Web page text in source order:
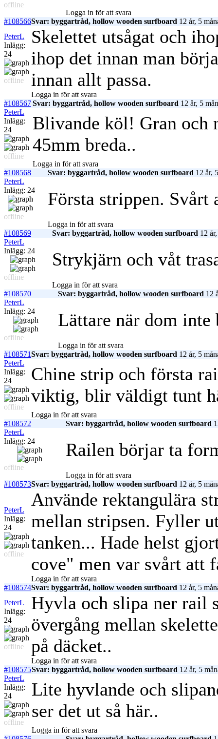
offline
Logga in för att svara
#108566Svar: byggartråd, hollow wooden surfboard 12 år, 5
PeterL
Inlägg:
24
offline
Skelettet utsågat och
ihop det innan man
innan allt passa.
Logga in för att svara
#108567Svar: byggartråd, hollow wooden surfboard 12 år, 5
PeterL
Inlägg:
24
offline
Blivande köl! Gran och
45mm breda..
Logga in för att svara
#108568
Svar: byggartråd, hollow wooden surfboard 12 år,
PeterL
Inlägg: 24
offline
Första strippen.
Logga in för att svara
#108569
Svar: byggartråd, hollow wooden surfboard 12
PeterL
Inlägg: 24
offline
Strykjärn och våt
Logga in för att svara
#108570
Svar: byggartråd, hollow wooden surfboard 12
PeterL
Inlägg: 24
offline
Lättare när dom
Logga in för att svara
#108571Svar: byggartråd, hollow wooden surfboard 12 år, 5
PeterL
Inlägg:
24
offline
Chine strip och första
viktig, blir väldigt tunt
Logga in för att svara
#108572
Svar: byggartråd, hollow wooden surfboard
PeterL
Inlägg: 24
offline
Railen börjar ta
Logga in för att svara
#108573Svar: byggartråd, hollow wooden surfboard 12 år, 5
PeterL
Inlägg:
24
offline
Använde rektangulära
mellan stripsen. Fyller
tanken... Hade helst
cove" men var svårt
Logga in för att svara
#108574Svar: byggartråd, hollow wooden surfboard 12 år, 5
PeterL
Inlägg:
24
offline
Hyvla och slipa ner rail
övergång mellan
på däcket..
Logga in för att svara
#108575Svar: byggartråd, hollow wooden surfboard 12 år, 5
PeterL
Inlägg:
24
offline
Lite hyvlande och
ser det ut så här..
Logga in för att svara